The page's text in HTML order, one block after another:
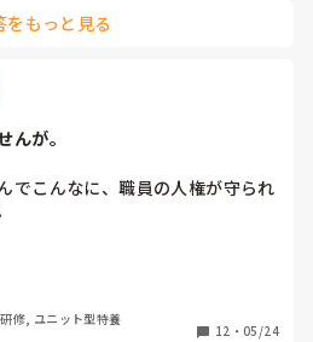
をもっと見る
んが。
でこんなに、職員の人権が守られ
暴言、家族からのクレームをいつ
しておかしいのではと思います。
修, ユニット型特養
12 ・ 05/24